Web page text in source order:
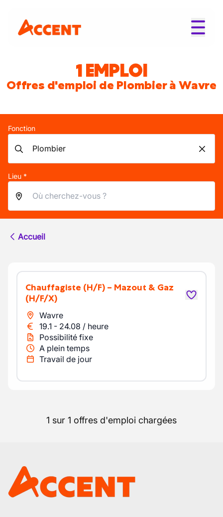
1 EMPLOI
Offres d'emploi de Plombier à Wavre
Fonction
Lieu *
Accueil
Chauffagiste (H/F) – Mazout & Gaz
(H/F/X)
Wavre
19.1 - 24.08 / heure
Possibilité fixe
A plein temps
Travail de jour
1 sur 1 offres d'emploi chargées